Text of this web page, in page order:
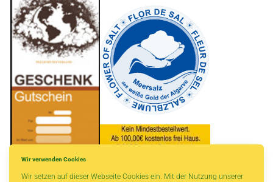
Wir verwenden Cookies
Wir setzen auf dieser Webseite Cookies ein. Mit der Nutzung unserer
* gilt für Lieferungen innerhalb Deutschlands, Lieferzeiten für andere Länder